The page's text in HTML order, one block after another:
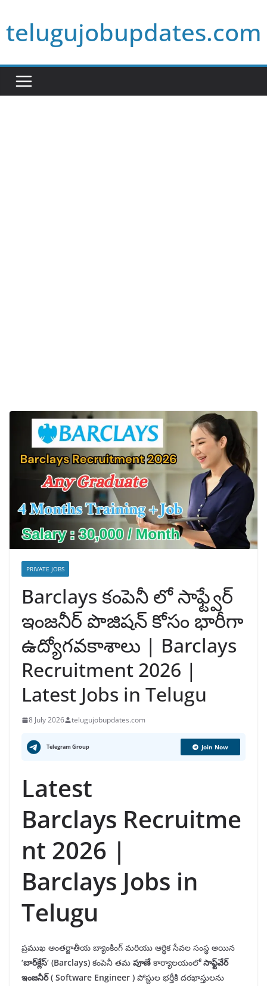
to
content
telugujobupdates.com
PRIVATE JOBS
Barclays కంపెనీ లో సాఫ్ట్వేర్
ఇంజనీర్ పొజిషన్ కోసం భారీగా
ఉద్యోగవకాశాలు | Barclays
Recruitment 2026 |
Latest Jobs in Telugu
8 July 2026 telugujobupdates.com
Telegram Group Join Now
Latest
Barclays Recruitme
nt 2026 |
Barclays Jobs in
Telugu
ప్రముఖ అంతర్జాతీయ బ్యాంకింగ్ మరియు ఆర్థిక సేవల సంస్థ అయిన
‘బార్క్లేస్‘ (Barclays) కంపెనీ తమ పూణే కార్యాలయంలోసాఫ్ట్వేర్
ఇంజనీర్( Software Engineer ) పోస్టుల భర్తీకి దరఖాస్తులను